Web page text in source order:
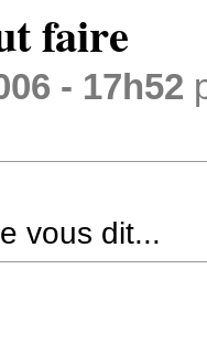
faire
- 17h52
vous dit...